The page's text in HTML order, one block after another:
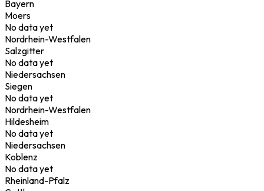
Bayern
Moers
No data yet
Nordrhein-Westfalen
Salzgitter
No data yet
Niedersachsen
Siegen
No data yet
Nordrhein-Westfalen
Hildesheim
No data yet
Niedersachsen
Koblenz
No data yet
Rheinland-Pfalz